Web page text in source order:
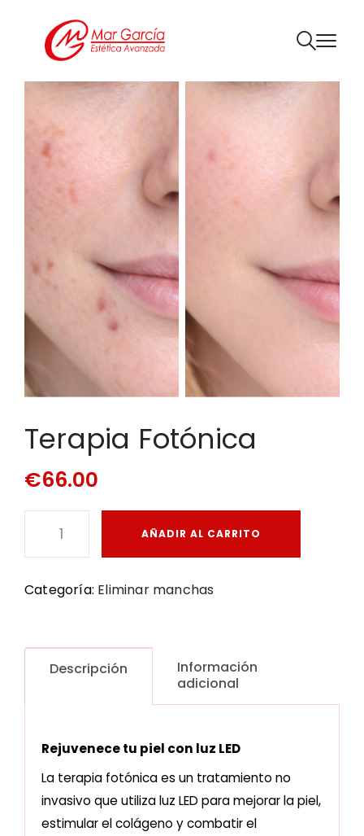
Terapia Fotónica
€66.00
AÑADIR AL CARRITO
Categoría: Eliminar manchas
Descripción
Información
adicional
Rejuvenece tu piel con luz LED
La terapia fotónica es un tratamiento no
invasivo que utiliza luz LED para mejorar la piel,
estimular el colágeno y combatir el